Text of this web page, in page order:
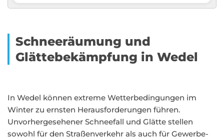
Schneeräumung und
Glättebekämpfung in Wedel
In Wedel können extreme Wetterbedingungen im
Winter zu ernsten Herausforderungen führen.
Unvorhergesehener Schneefall und Glätte stellen
sowohl für den Straßenverkehr als auch für Gewerbe-